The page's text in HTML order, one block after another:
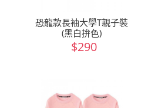
恐龍款長袖大學T親子裝
(黑白拚色)
$290